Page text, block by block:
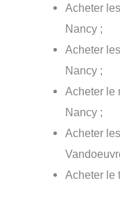
Acheter
Nancy ;
Acheter
Nancy ;
Acheter le
Nancy ;
Acheter
Acheter le